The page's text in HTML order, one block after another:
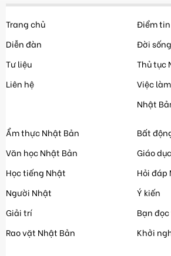
Trang chủ
Diễn đàn
Tư liệu
Liên hệ
Điểm tin
Đời
Thủ tục
Việc
Nhật
Ẩm thực Nhật Bản
Văn học Nhật Bản
Học tiếng Nhật
Người Nhật
Giải trí
Rao vặt Nhật Bản
Bất
Giáo
Hỏi đáp
Ý kiến
Bạn
Khởi